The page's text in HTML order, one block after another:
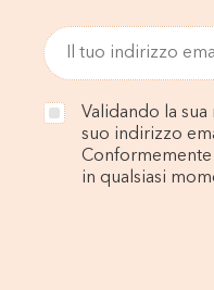
Validando la
suo indirizzo
in qualsiasi